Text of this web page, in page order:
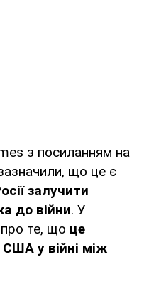
з посиланням на
що це є
залучити
до війни. У
про те, що це
США у війні між